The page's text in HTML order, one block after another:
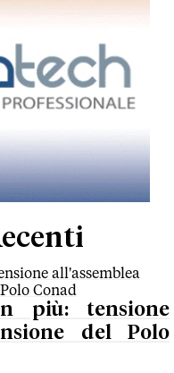
più: tensione
del Polo